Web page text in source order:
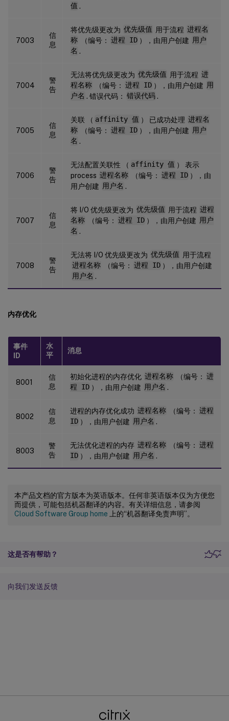
值 .
7003
信
息
将优先级更改为 优先级值 用于流程 进程名
称
（编号： 进程 ID ），由用户创建 用户
名 .
7004
警
告
无法将优先级更改为 优先级值 用于流程 进
程名称
（编号： 进程 ID ），由用户创建 用
户名 . 错误代码： 错误代码.
7005
信
息
关联 （ affinity 值 ） 已成功处理 进程名
称
（编号： 进程 ID ），由用户创建 用户
名 .
7006
警
告
无法配置关联性 （ affinity 值 ） 表示
process 进程名称 （编号： 进程 ID ），由
用户创建 用户名 .
7007
信
息
将 I/O 优先级更改为 优先级值 用于流程 进程
名称
（编号： 进程 ID ），由用户创建 用户
名 .
7008
警
告
无法将 I/O 优先级更改为 优先级值 用于流程
进程名称
（编号： 进程 ID ），由用户创建
用户名 .
内存优化
事件
ID
水
平
消息
8001
信
息
初始化进程的内存优化 进程名称 （编号： 进
程 ID ），由用户创建 用户名 .
8002
信
息
进程的内存优化成功 进程名称 （编号： 进程
ID ），由用户创建 用户名 .
8003
警
告
无法优化进程的内存 进程名称 （编号： 进程
ID ），由用户创建 用户名 .
本产品文档的官方版本为英语版本。任何非英语版本仅为方便您
而提供，可能包括机器翻译的内容。有关详细信息，请参阅
Cloud Software Group home 上的“机器翻译免责声明”。
这是否有帮助？
向我们发送反馈